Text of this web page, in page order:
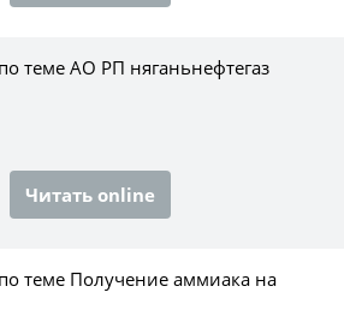
теме АО РП няганьнефтегаз
Читать online
теме Получение аммиака на